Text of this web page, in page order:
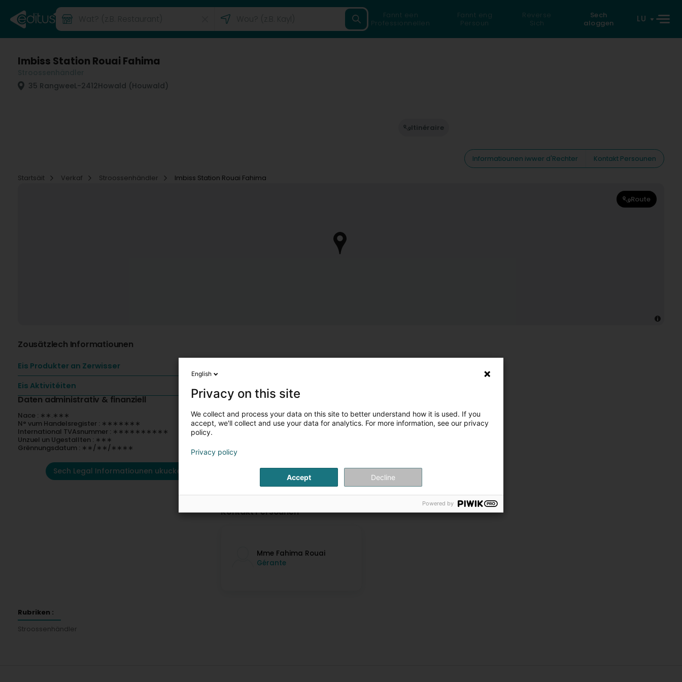
Fannt een
Professionnellen
Fannt eng
Persoun
Reverse
Sich
Sech
aloggen
LU
Imbiss Station Rouai Fahima
35 RangweeL-2412Howald (Houwald)
Itinéraire
Informatiounen iwwer d'Rechter
Kontakt Persounen
Startsäit
Verkaf Stroossenhändler Imbiss Station Rouai Fahima
Route
Zousätzlech Informatiounen
Eis Produkter an Zerwisser
Eis Aktivitéiten
Daten administrativ & finanziell
Nace : ∗∗.∗∗∗
N° vum Handelsregister : ∗∗∗∗∗∗∗
International TVAsnummer : ∗∗∗∗∗∗∗∗∗∗
Unzuel un Ugestallten : ∗∗∗
Grënnungsdatum : ∗∗/∗∗/∗∗∗∗
Sech Legal Informatiounen ukucken
Kontakt Persounen
Mme Fahima Rouai
Gérante
Rubriken :
Stroossenhändler
English
Privacy on this site
We collect and process your data on this site to better understand how it is used. If you
accept, we'll collect and use your data for analytics. For more information, see our privacy
policy.
Privacy policy
Accept Decline
Powered by